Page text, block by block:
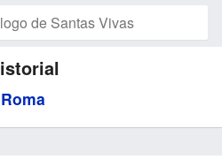
Roma